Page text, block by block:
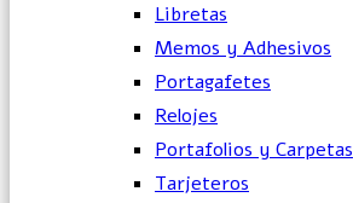
Libretas
Memos y Adhesivos
Portagafetes
Relojes
Portafolios y Carpetas
Tarjeteros